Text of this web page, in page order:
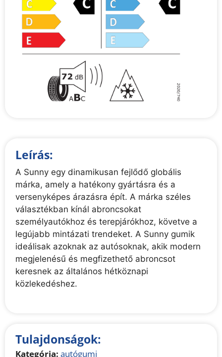
Leírás:
A Sunny egy dinamikusan fejlődő globális
márka, amely a hatékony gyártásra és a
versenyképes árazásra épít. A márka széles
választékban kínál abroncsokat
személyautókhoz és terepjárókhoz, követve a
legújabb mintázati trendeket. A Sunny gumik
ideálisak azoknak az autósoknak, akik modern
megjelenésű és megfizethető abroncsot
keresnek az általános hétköznapi
közlekedéshez.
Tulajdonságok:
Kategória: autógumi